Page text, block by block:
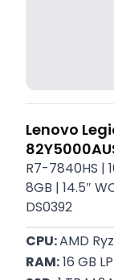
Lenovo
R7-7840HS |
8GB | 14.5″
DS0392
CPU: AMD
RAM: 16 GB